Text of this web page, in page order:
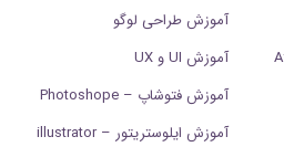
آموزش طراحی لوگو
آموزش UI و UX
آموزش فتوشاپ – Photoshope
آموزش ایلوستریتور – illustrator